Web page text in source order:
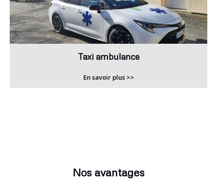
Taxi ambulance
En savoir plus >>
Nos avantages